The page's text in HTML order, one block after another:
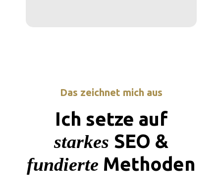
Das zeichnet mich aus
Ich setze auf
starkes SEO &
fundierte Methoden